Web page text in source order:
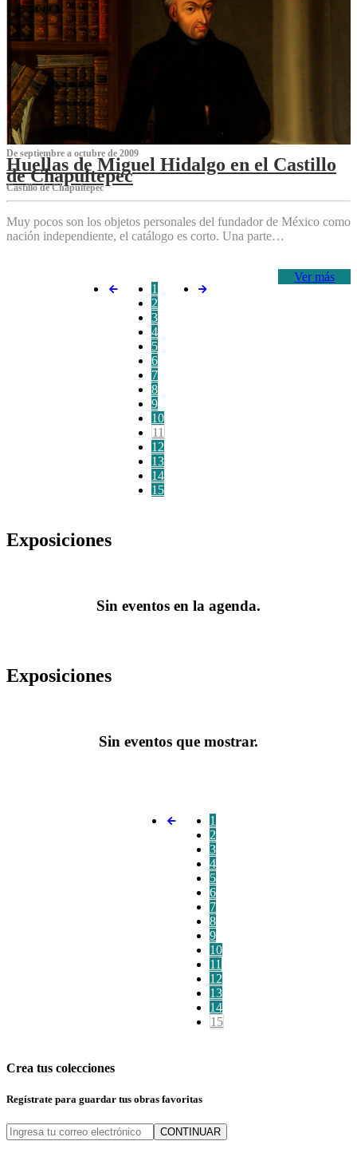
De septiembre a octubre de 2009
Huellas de Miguel Hidalgo en el Castillo
de Chapultepec
Castillo de Chapultepec
Muy pocos son los objetos personales del fundador de México como
nación independiente, el catálogo es corto. Una parte…
Ver más
1
2
3
4
5
6
7
8
9
10
11
12
13
14
15
Exposiciones
Sin eventos en la agenda.
Exposiciones
Sin eventos que mostrar.
1
2
3
4
5
6
7
8
9
10
11
12
13
14
15
Crea tus colecciones
Regístrate para guardar tus obras favoritas
CONTINUAR